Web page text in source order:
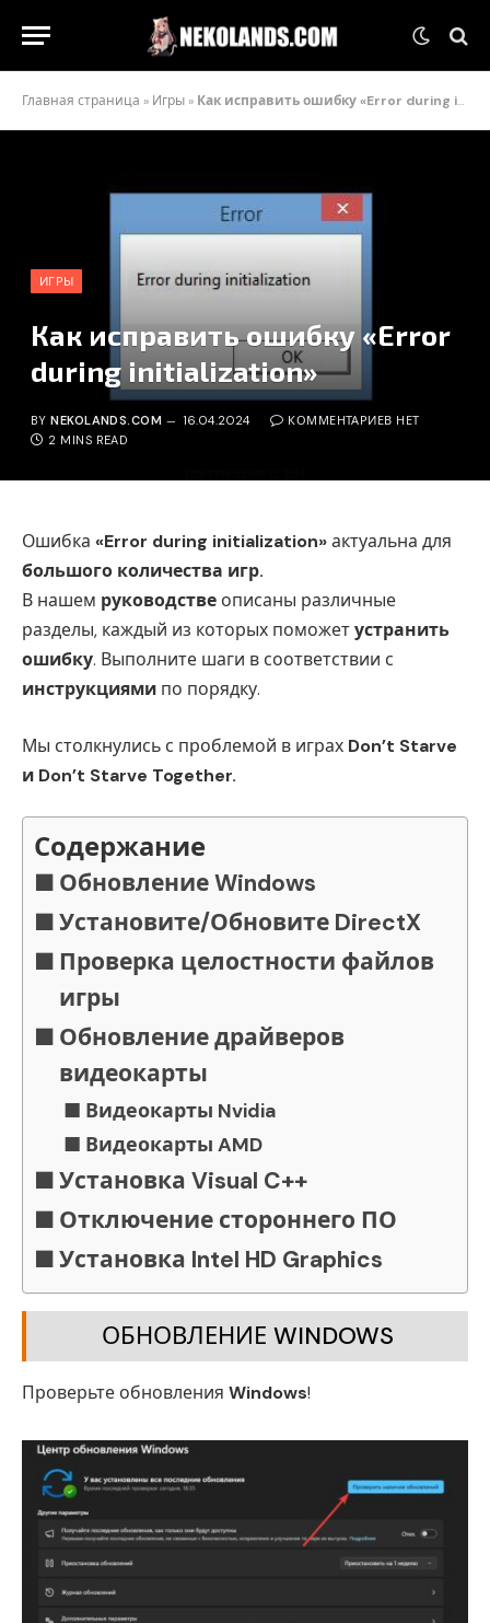
Главная страница » Игры » Как исправить ошибку «Error during initialization»
ИГРЫ
Как исправить ошибку «Error
during initialization»
BY NEKOLANDS.COM 16.04.2024
КОММЕНТАРИЕВ НЕТ
2 MINS READ
Ошибка «Error during initialization»актуальна для
большого количества игр.
В нашем руководстве описаны различные
разделы, каждый из которых поможетустранить
ошибку. Выполните шаги в соответствии с
инструкциями по порядку.
Мы столкнулись с проблемой в играх Don’t Starve
и Don’t Starve Together.
Содержание
Обновление Windows
Установите/Обновите DirectX
Проверка целостности файлов
игры
Обновление драйверов
видеокарты
Видеокарты Nvidia
Видеокарты AMD
Установка Visual C++
Отключение стороннего ПО
Установка Intel HD Graphics
ОБНОВЛЕНИЕ WINDOWS
Проверьте обновления Windows!